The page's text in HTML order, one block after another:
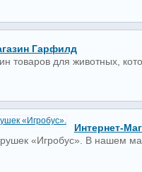
Гарфилд
товаров для животных,
Интернет-
«Игробус». В нашем